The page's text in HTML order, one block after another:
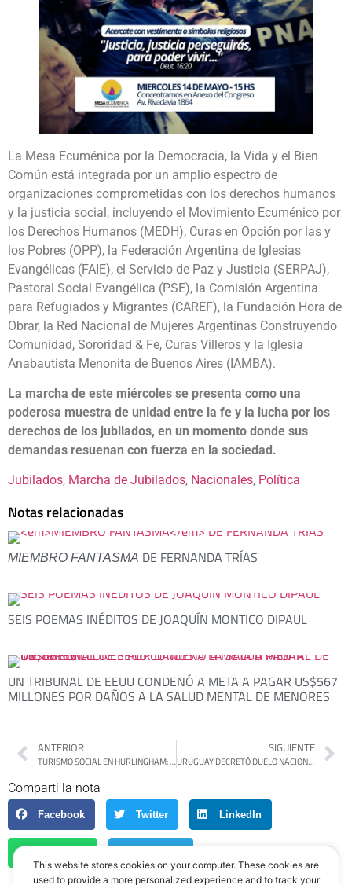
La Mesa Ecuménica por la Democracia, la Vida y el Bien
Común está integrada por un amplio espectro de
organizaciones comprometidas con los derechos humanos
y la justicia social, incluyendo el Movimiento Ecuménico por
los Derechos Humanos (MEDH), Curas en Opción por las y
los Pobres (OPP), la Federación Argentina de Iglesias
Evangélicas (FAIE), el Servicio de Paz y Justicia (SERPAJ),
Pastoral Social Evangélica (PSE), la Comisión Argentina
para Refugiados y Migrantes (CAREF), la Fundación Hora de
Obrar, la Red Nacional de Mujeres Argentinas Construyendo
Comunidad, Sororidad & Fe, Curas Villeros y la Iglesia
Anabautista Menonita de Buenos Aires (IAMBA).
La marcha de este miércoles se presenta como una
poderosa muestra de unidad entre la fe y la lucha por los
derechos de los jubilados, en un momento donde sus
demandas resuenan con fuerza en la sociedad.
Jubilados, Marcha de Jubilados, Nacionales, Política
Notas relacionadas
MIEMBRO FANTASMA DE FERNANDA TRÍAS
SEIS POEMAS INÉDITOS DE JOAQUÍN MONTICO DIPAUL
UN TRIBUNAL DE EEUU CONDENÓ A META A PAGAR US$567
MILLONES POR DAÑOS A LA SALUD MENTAL DE MENORES
ANTERIOR
TURISMO SOCIAL EN HURLINGHAM: SELCI FIRMÓ UN CONVENIO CON EL INTENDENTE DE MERCEDES PARA QUE LOS JUBILADOS DEL DISTRITO REALICEN VIAJES RECREATIVOS
SIGUIENTE
URUGUAY DECRETÓ DUELO NACIONAL POR LA MUERTE DE PEPE MUJICA
Comparti la nota
Facebook Twitter LinkedIn
This website stores cookies on your computer. These cookies are
used to provide a more personalized experience and to track your